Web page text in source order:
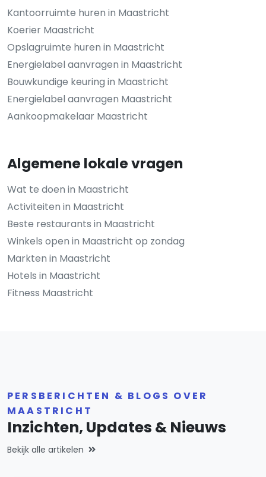
Kantoorruimte huren in Maastricht
Koerier Maastricht
Opslagruimte huren in Maastricht
Energielabel aanvragen in Maastricht
Bouwkundige keuring in Maastricht
Energielabel aanvragen Maastricht
Aankoopmakelaar Maastricht
Algemene lokale vragen
Wat te doen in Maastricht
Activiteiten in Maastricht
Beste restaurants in Maastricht
Winkels open in Maastricht op zondag
Markten in Maastricht
Hotels in Maastricht
Fitness Maastricht
PERSBERICHTEN & BLOGS OVER
MAASTRICHT
Inzichten, Updates & Nieuws
Bekijk alle artikelen